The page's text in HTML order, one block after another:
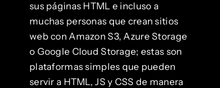
sus páginas HTML e incluso a
muchas personas que crean sitios
web con Amazon S3, Azure Storage
o Google Cloud Storage; estas son
plataformas simples que pueden
servir a HTML, JS y CSS de manera